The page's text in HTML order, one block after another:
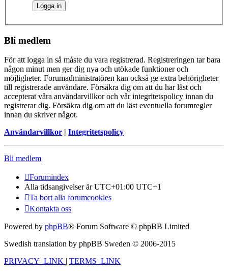
Bli medlem
För att logga in så måste du vara registrerad. Registreringen tar bara
någon minut men ger dig nya och utökade funktioner och
möjligheter. Forumadministratören kan också ge extra behörigheter
till registrerade användare. Försäkra dig om att du har läst och
accepterat våra användarvillkor och vår integritetspolicy innan du
registrerar dig. Försäkra dig om att du läst eventuella forumregler
innan du skriver något.
Användarvillkor | Integritetspolicy
Bli medlem
Forumindex
Alla tidsangivelser är UTC+01:00 UTC+1
Ta bort alla forumcookies
Kontakta oss
Powered by phpBB® Forum Software © phpBB Limited
Swedish translation by phpBB Sweden © 2006-2015
PRIVACY_LINK | TERMS_LINK